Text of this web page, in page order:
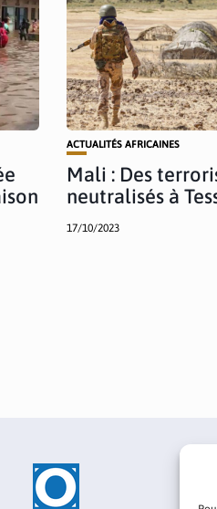
ACTUALITÉS AFRICAINES
Mali : Des
neutralisés à
17/10/2023